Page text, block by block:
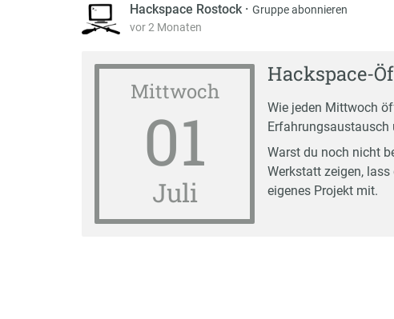
Hackspace Rostock · Gruppe abonnieren
vor 2 Monaten
Mittwoch
01
Juli
Hackspace-
Wie jeden Mittwoch
Erfahrungsaustausch
Warst du noch nicht
Werkstatt zeigen,
eigenes Projekt mit.